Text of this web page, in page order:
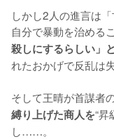
しかし2人の進言は
自分で暴動を治める
殺しにするらしい」
れたおかげで反乱は
そして王晴が首謀者
縛り上げた商人を“昇
し……。